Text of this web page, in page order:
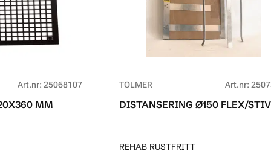
Art.nr: 25068107
MM
TOLMER Art.nr:
DISTANSERING Ø150 FLEX/
REHAB RUSTFRITT